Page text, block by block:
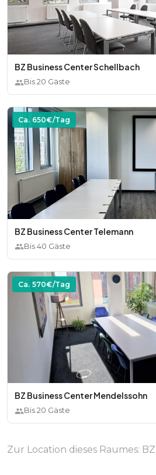
BZ Business Center Schellbach
Bis20 Gäste
Ca. 650€/Tag
BZ Business Center Telemann
Bis40 Gäste
Ca. 570€/Tag
BZ Business Center Mendelssohn
Bis20 Gäste
Zur Location dieses Raumes: